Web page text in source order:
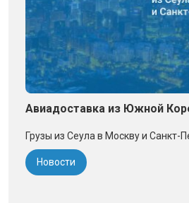
Авиадоставка из Южной
Грузы из Сеула в Москву и Санкт-
Новости